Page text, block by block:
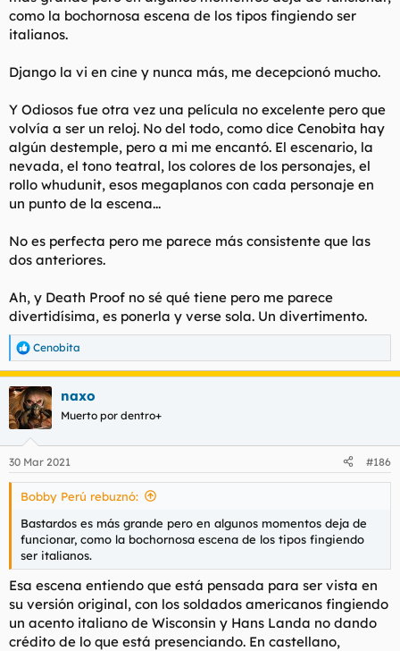
como la bochornosa escena de los tipos fingiendo ser
italianos.
Django la vi en cine y nunca más, me decepcionó mucho.
Y Odiosos fue otra vez una película no excelente pero que
volvía a ser un reloj. No del todo, como dice Cenobita hay
algún destemple, pero a mi me encantó. El escenario, la
nevada, el tono teatral, los colores de los personajes, el
rollo whudunit, esos megaplanos con cada personaje en
un punto de la escena...
No es perfecta pero me parece más consistente que las
dos anteriores.
Ah, y Death Proof no sé qué tiene pero me parece
divertidísima, es ponerla y verse sola. Un divertimento.
R
e
a
c
c
i
e
s
Cenobita
naxo
Muerto por dentro+
30 Mar 2021 #186
Bobby Perú rebuznó:
Bastardos es más grande pero en algunos momentos deja de
funcionar, como la bochornosa escena de los tipos fingiendo
ser italianos.
Esa escena entiendo que está pensada para ser vista en
su versión original, con los soldados americanos fingiendo
un acento italiano de Wisconsin y Hans Landa no dando
crédito de lo que está presenciando. En castellano,